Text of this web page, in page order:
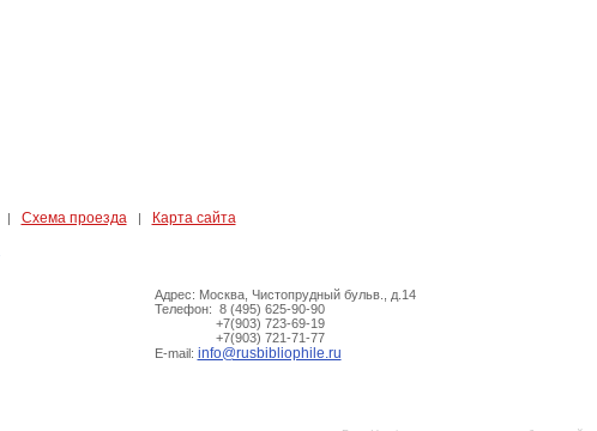
| Схема проезда |
Карта сайта
Адрес: Москва, Чистопрудный бульв., д.14
Телефон: 8 (495) 625-90-90
+7(903) 723-69-19
+7(903) 721-71-77
E-mail: info@rusbibliophile.ru